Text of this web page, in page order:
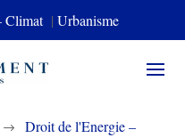
Climat | Urbanisme
$
Droit de l'Energie –